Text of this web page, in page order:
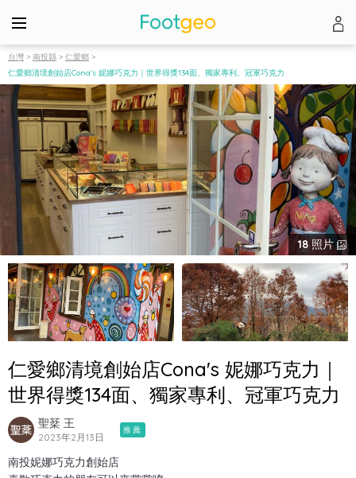
台灣 > 南投縣 > 仁愛鄉 >
仁愛鄉清境創始店Cona's 妮娜巧克力｜世界得獎134面、獨家專利、冠軍巧克力
18 照片
仁愛鄉清境創始店Cona's 妮娜巧克力｜
世界得獎134面、獨家專利、冠軍巧克力
聖棻 王
2023年2月13日
推薦
南投妮娜巧克力創始店